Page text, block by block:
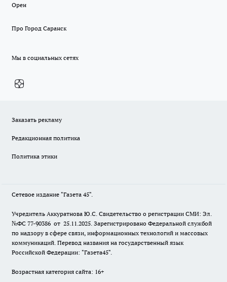
Орен
Про Город Саранск
Мы в социальных сетях
Заказать рекламу
Редакционная политика
Политика этики
Сетевое издание "Газета 45".
Учредитель Аккуратнова Ю.С. Свидетельство о регистрации СМИ: Эл.
№ФС 77-90386 от 25.11.2025. Зарегистрировано Федеральной службой
по надзору в сфере связи, информационных технологий и массовых
коммуникаций. Перевод названия на государственный язык
Российской Федерации: "Газета45".
Возрастная категория сайта: 16+